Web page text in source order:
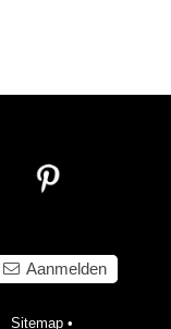
Aanmelden
Sitemap •